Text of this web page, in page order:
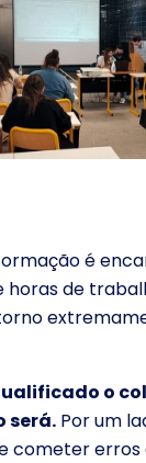
é
horas de
o
será. Por um
cometer erros